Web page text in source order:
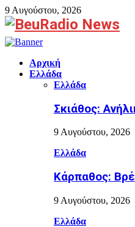
9 Αυγούστου, 2026
Facebook
Αρχική
Ελλάδα
Ελλάδα
Σκιάθος:
9 Αυγούστου, 2026
Ελλάδα
Κάρπαθος:
9 Αυγούστου, 2026
Ελλάδα